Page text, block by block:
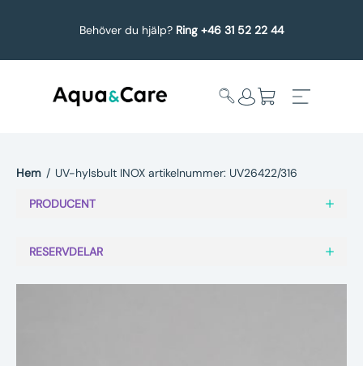
Behöver du hjälp? Ring +46 31 52 22 44
undermeny
Service
Hem / UV-hylsbult INOX artikelnummer: UV26422/316
PRODUCENT
RESERVDELAR